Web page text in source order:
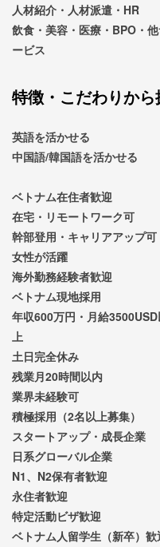
人材紹介・人材派遣・HR
飲食・美容・医療・BPO・
ービス
特徴・こだわりから
英語を活かせる
中国語/韓国語を活かせる
ベトナム在住者歓迎
在宅・リモートワーク可
幹部登用・キャリアアップ可
女性が活躍
海外勤務経験者歓迎
ベトナム現地採用
年収600万円・月給3500USD
上
土日完全休み
残業月20時間以内
業界未経験可
積極採用（2名以上募集）
スタートアップ・成長企業
日系グローバル企業
N1、N2保有者歓迎
永住者歓迎
特定活動ビザ歓迎
ベトナム人留学生（新卒）歓